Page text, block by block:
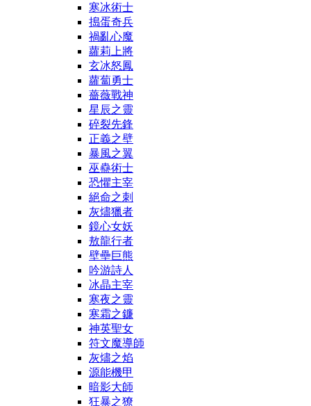
寒冰術士
搗蛋奇兵
禍亂心魔
蘿莉上將
玄冰怒鳳
蘿蔔勇士
薔薇戰神
星辰之靈
碎裂先鋒
正義之壁
暴風之翼
巫蠱術士
恐懼主宰
絕命之刺
灰燼獵者
鏡心女妖
敖龍行者
壁壘巨熊
吟游詩人
冰晶主宰
寒夜之靈
寒霜之鐮
神英聖女
符文魔導師
灰燼之焰
源能機甲
暗影大師
狂暴之獠